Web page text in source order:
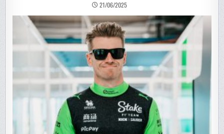
21/06/2025